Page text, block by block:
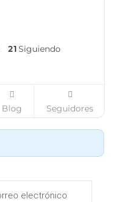
21Siguiendo
Blog Seguidores